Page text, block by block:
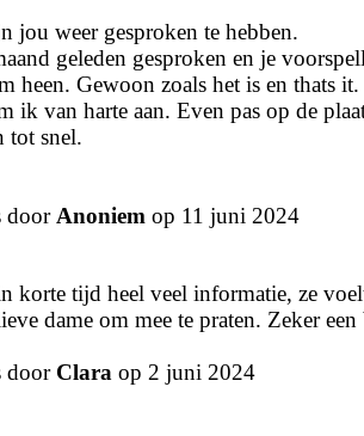
jou weer gesproken te hebben.
geleden gesproken en je
heen. Gewoon zoals het is en thats it.
ik van harte aan. Even pas op de
tot snel.
doorAnoniem op 11 juni 2024
korte tijd heel veel informatie, ze
dame om mee te praten. Zeker
door Clara op 2 juni 2024